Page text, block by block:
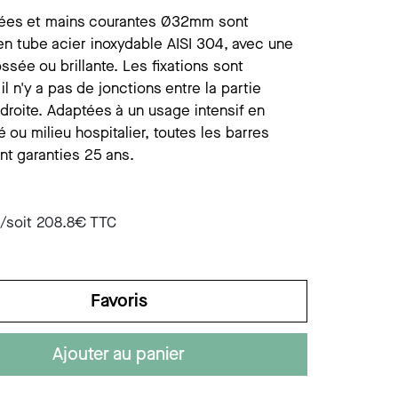
savon mural
savon s/plage
divers
et mains courantes Ø32mm sont
tube acier inoxydable AISI 304, avec une
ou brillante. Les fixations sont
n'y a pas de jonctions entre la partie
Adaptées à un usage intensif en
ou milieu hospitalier, toutes les barres
garanties 25 ans.
/soit 208.8€ TTC
Favoris
Ajouter au panier